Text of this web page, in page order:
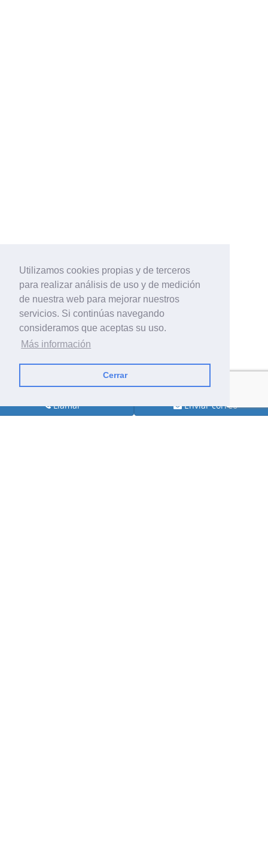
Utilizamos cookies propias y de terceros
para realizar análisis de uso y de medición
de nuestra web para mejorar nuestros
servicios. Si continúas navegando
consideramos que aceptas su uso.
Más información
Cerrar
Llamar Enviar correo